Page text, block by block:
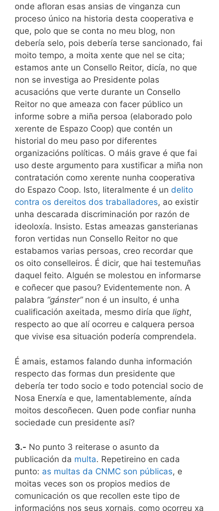
onde afloran esas ansias de vinganza cun
proceso único na historia desta cooperativa e
que, polo que se conta no meu blog, non
debería selo, pois debería terse sancionado, fai
moito tempo, a moita xente que nel se cita;
estamos ante un Consello Reitor, dicía, no que
non se investiga ao Presidente polas
acusacións que verte durante un Consello
Reitor no que ameaza con facer público un
informe sobre a miña persoa (elaborado polo
xerente de Espazo Coop) que contén un
historial do meu paso por diferentes
organizacións políticas. O máis grave é que fai
uso deste argumento para xustificar a miña non
contratación como xerente nunha cooperativa
do Espazo Coop. Isto, literalmente é un delito
contra os dereitos dos traballadores, ao existir
unha descarada discriminación por razón de
ideoloxía. Insisto. Estas ameazas gansterianas
foron vertidas nun Consello Reitor no que
estabamos varias persoas, creo recordar que
os oito conselleiros. É dicir, que hai testemuñas
daquel feito. Alguén se molestou en informarse
e coñecer que pasou? Evidentemente non. A
palabra “gánster”non é un insulto, é unha
cualificación axeitada, mesmo diría que light,
respecto ao que alí ocorreu e calquera persoa
que vivise esa situación podería comprendela.
É amais, estamos falando dunha información
respecto das formas dun presidente que
debería ter todo socio e todo potencial socio de
Nosa Enerxía e que, lamentablemente, aínda
moitos descoñecen. Quen pode confiar nunha
sociedade cun presidente así?
3.- No punto 3 reiterase o asunto da
publicación da multa. Repetireino en cada
punto: as multas da CNMC son públicas, e
moitas veces son os propios medios de
comunicación os que recollen este tipo de
informacións nos seus xornais, como ocorreu xa